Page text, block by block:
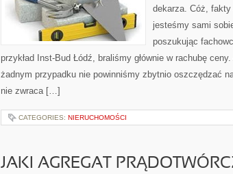
dekarza. Cóż,
jesteśmy sami
poszukując
przykład Inst-Bud Łódź, braliśmy głównie w rachubę
żadnym przypadku nie powinniśmy zbytnio oszczędzać
nie zwraca […]
CATEGORIES: NIERUCHOMOŚCI
JAKI AGREGAT